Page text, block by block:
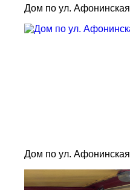
Дом по ул. Афонинская
Дом по ул. Афонинская